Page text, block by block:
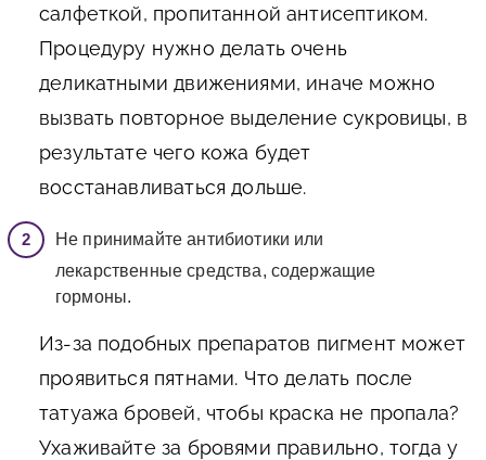
салфеткой, пропитанной антисептиком.
Процедуру нужно делать очень
деликатными движениями, иначе можно
вызвать повторное выделение сукровицы, в
результате чего кожа будет
восстанавливаться дольше.
Не принимайте антибиотики или
лекарственные средства, содержащие
гормоны.
Из-за подобных препаратов пигмент может
проявиться пятнами. Что делать после
татуажа бровей, чтобы краска не пропала?
Ухаживайте за бровями правильно, тогда у